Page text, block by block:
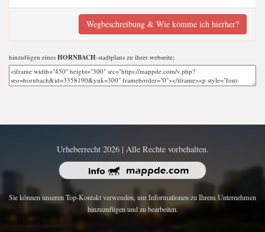
Wegbeschreibung & Wie komme ich hierher?
hinzufügen eines HORNBACH-stadtplans zu ihrer webseite;
Urheberrecht 2026 | Alle Rechte vorbehalten.
Sie können unseren Top-Kontakt verwenden, um Informationen zu Ihrem Unternehmen
hinzuzufügen und zu bearbeiten.